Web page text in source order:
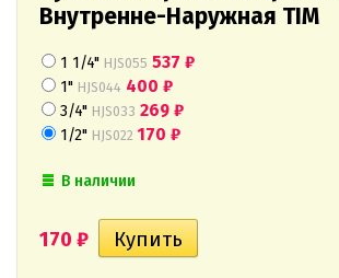
Внутренне-Наружная TIM
1 1/4" HJS055 537 ₽
1" HJS044 400 ₽
3/4" HJS033 269 ₽
1/2" HJS022 170 ₽
В наличии
170 ₽